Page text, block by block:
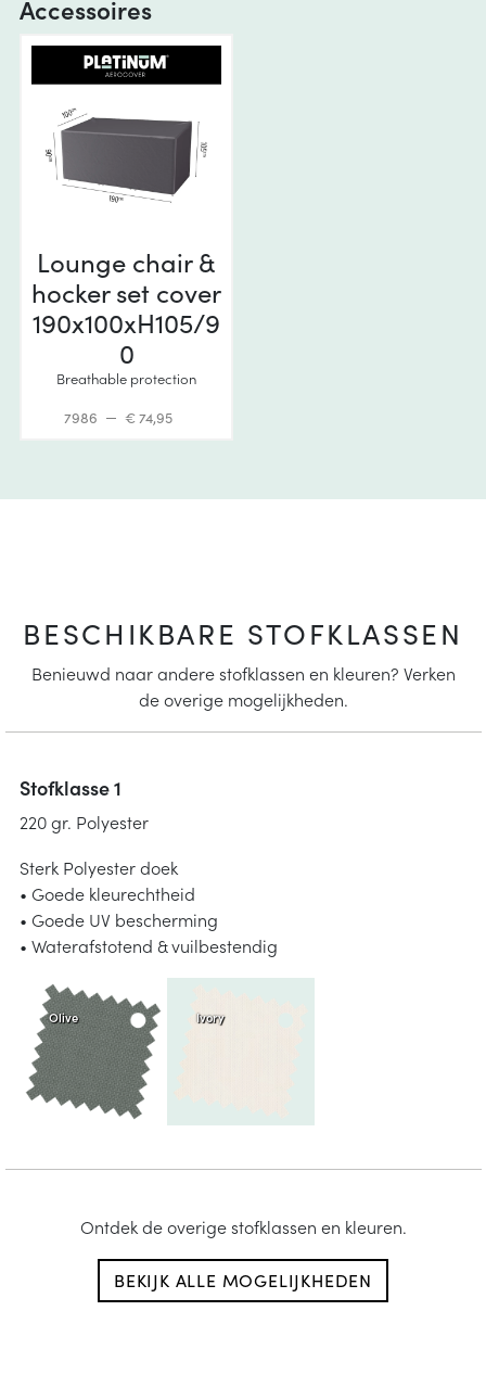
Accessoires
Lounge chair &
hocker set cover
190x100xH105/9
0
Breathable protection
7986 € 74,95
BESCHIKBARE STOFKLASSEN
Benieuwd naar andere stofklassen en kleuren? Verken
de overige mogelijkheden.
Stofklasse 1
220 gr. Polyester
Sterk Polyester doek
• Goede kleurechtheid
• Goede UV bescherming
• Waterafstotend & vuilbestendig
Olive Ivory
Ontdek de overige stofklassen en kleuren.
BEKIJK ALLE MOGELIJKHEDEN